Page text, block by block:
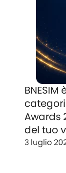
Awards
del tuo
3 luglio